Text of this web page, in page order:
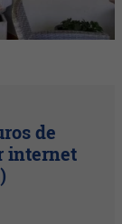
de
internet